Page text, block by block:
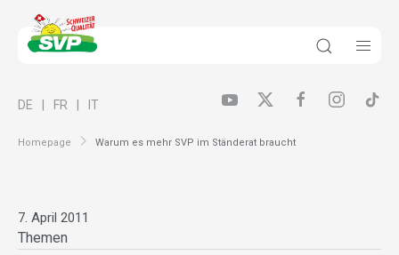
Homepage Warum es mehr SVP im Ständerat braucht
DE FR IT
7. April 2011
Themen